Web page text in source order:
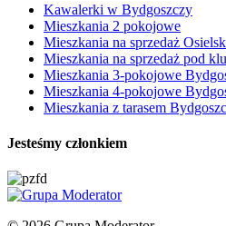
Kawalerki w Bydgoszczy
Mieszkania 2 pokojowe
Mieszkania na sprzedaż
Mieszkania na sprzedaż pod
Mieszkania 3-pokojowe
Mieszkania 4-pokojowe
Mieszkania z tarasem
Jesteśmy członkiem